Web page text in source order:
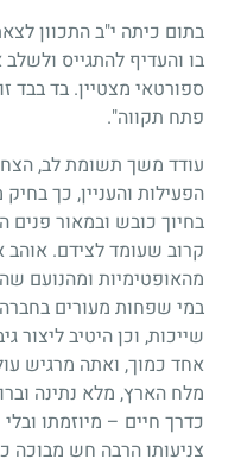
בתום כיתה י"ב התכוון
בו והעדיף להתגייס
ספורטאי מצטיין. בד בבד
פתח תקווה".
עודד משך תשומת לב,
הפעילות והעניין, כך
בחיוך כובש ובמאור
קרוב שעומד לצידם. אוהב
מהאופטימיות ומהנועם
במי שפחות מעורים
שייכות, וכן היטיב
אחד כמוך, ואתה מרגיש
מלח הארץ, מלא נתינה
כדרך חיים – מיוזמתו
צניעותו הרבה חש מבוכה